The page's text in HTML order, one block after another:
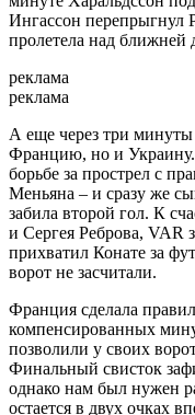
Ингассон перепрыгнул
пролетела над ближней
реклама
реклама
А еще через три минуты
Францию, но и Украину.
борьбе за прострел с
Меньяна – и сразу же
забила второй гол. К
и Сергея Реброва, VAR
прихватил Конате за
ворот не засчитали.
Франция сделала
компенсированных
позволили у своих
Финальный свисток
однако нам был нужен
остается в двух очках